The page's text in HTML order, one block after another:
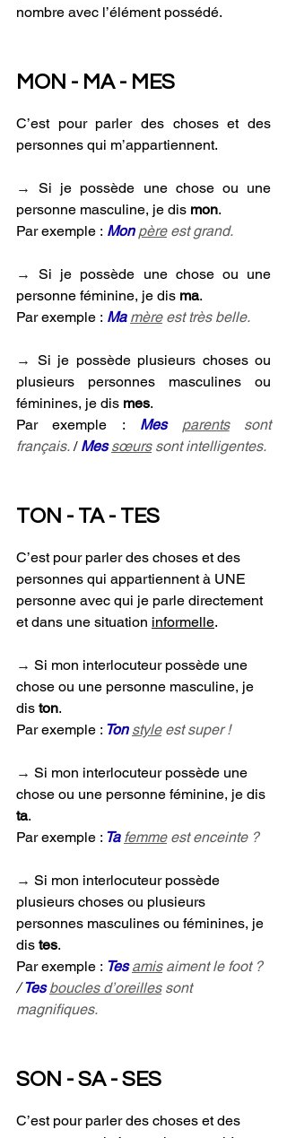
nombre avec l’élément possédé.
MON - MA - MES
C’est pour parler des choses et des
personnes qui m’appartiennent.
→ Si je possède une chose ou une
personne masculine, je dis mon.
Par exemple : Mon père est grand.
→ Si je possède une chose ou une
personne féminine, je dis ma.
Par exemple : Ma mère est très belle.
→ Si je possède plusieurs choses ou
plusieurs personnes masculines ou
féminines, je dis mes.
Par exemple :
Mes parents sont
français. / Mes sœurs sont intelligentes.
TON - TA - TES
C’est pour parler des choses et des
personnes qui appartiennent à UNE
personne avec qui je parle directement
et dans une situation informelle.
→ Si mon interlocuteur possède une
chose ou une personne masculine, je
dis ton.
Par exemple : Ton style est super !
→ Si mon interlocuteur possède une
chose ou une personne féminine, je dis
ta.
Par exemple : Ta femme est enceinte ?
→ Si mon interlocuteur possède
plusieurs choses ou plusieurs
personnes masculines ou féminines, je
dis tes.
Par exemple : Tes amis aiment le foot ?
/ Tes boucles d’oreilles sont
magnifiques.
SON - SA - SES
C’est pour parler des choses et des